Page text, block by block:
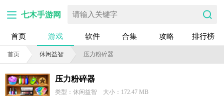
七木手游网
首页 游戏 软件 合集 攻略 排行榜
首页 休闲益智 压力粉碎器
压力粉碎器
类型：休闲益智 大小：172.47 MB